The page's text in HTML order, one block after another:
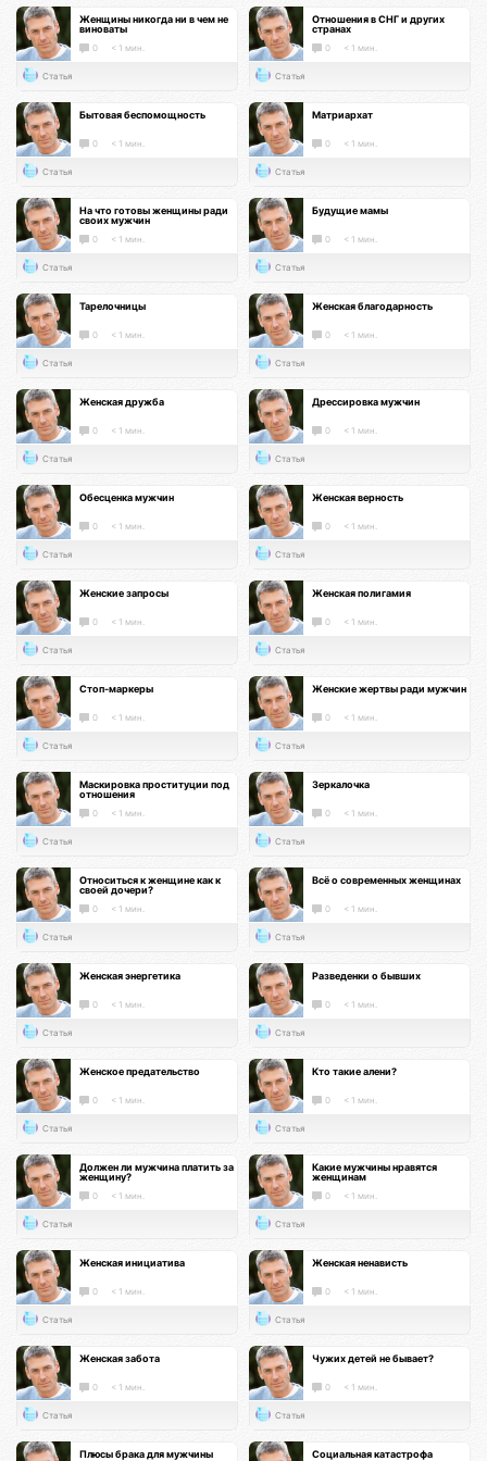
Женщины никогда ни в чем не
виноваты
0 < 1 мин.
Статья
Отношения в СНГ и других
странах
0 < 1 мин.
Статья
Бытовая беспомощность
0 < 1 мин.
Статья
Матриархат
0 < 1 мин.
Статья
На что готовы женщины ради
своих мужчин
0 < 1 мин.
Статья
Будущие мамы
0 < 1 мин.
Статья
Тарелочницы
0 < 1 мин.
Статья
Женская благодарность
0 < 1 мин.
Статья
Женская дружба
0 < 1 мин.
Статья
Дрессировка мужчин
0 < 1 мин.
Статья
Обесценка мужчин
0 < 1 мин.
Статья
Женская верность
0 < 1 мин.
Статья
Женские запросы
0 < 1 мин.
Статья
Женская полигамия
0 < 1 мин.
Статья
Стоп-маркеры
0 < 1 мин.
Статья
Женские жертвы ради мужчин
0 < 1 мин.
Статья
Маскировка проституции под
отношения
0 < 1 мин.
Статья
Зеркалочка
0 < 1 мин.
Статья
Относиться к женщине как к
своей дочери?
0 < 1 мин.
Статья
Всё о современных женщинах
0 < 1 мин.
Статья
Женская энергетика
0 < 1 мин.
Статья
Разведенки о бывших
0 < 1 мин.
Статья
Женское предательство
0 < 1 мин.
Статья
Кто такие алени?
0 < 1 мин.
Статья
Должен ли мужчина платить за
женщину?
0 < 1 мин.
Статья
Какие мужчины нравятся
женщинам
0 < 1 мин.
Статья
Женская инициатива
0 < 1 мин.
Статья
Женская ненависть
0 < 1 мин.
Статья
Женская забота
0 < 1 мин.
Статья
Чужих детей не бывает?
0 < 1 мин.
Статья
Плюсы брака для мужчины Социальная катастрофа